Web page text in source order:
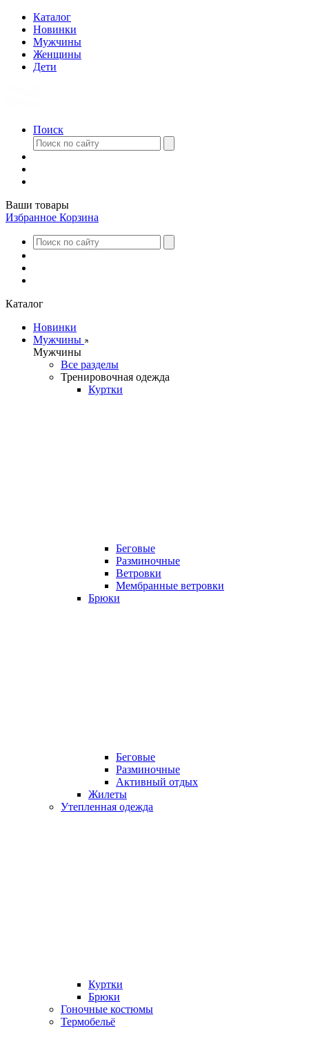
Каталог
Новинки
Мужчины
Женщины
Дети
Поиск
Ваши товары
Избранное Корзина
Каталог
Новинки
Мужчины
Мужчины
Все разделы
Тренировочная одежда
Куртки
Беговые
Разминочные
Ветровки
Мембранные ветровки
Брюки
Беговые
Разминочные
Активный отдых
Жилеты
Утепленная одежда
Куртки
Брюки
Гоночные костюмы
Термобельё